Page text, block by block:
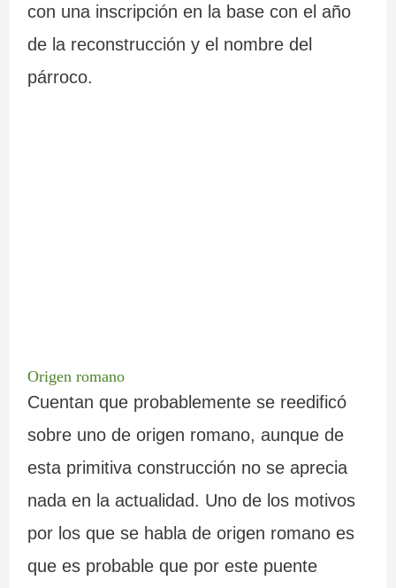
con una inscripción en la base con el año
de la reconstrucción y el nombre del
párroco.
Origen romano
Cuentan que probablemente se reedificó
sobre uno de origen romano, aunque de
esta primitiva construcción no se aprecia
nada en la actualidad. Uno de los motivos
por los que se habla de origen romano es
que es probable que por este puente